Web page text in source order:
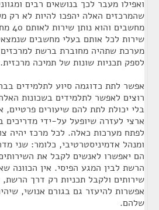
ואפילו מעבר לכך בנושאים רבים
שירות לכל אותם בעלי מחשבים
מערכת שתהיה מחוברת ברשת למרכזים
לספק תכניות שונות של תמיכה מרכזית.
אפשר לתת כדוגמה סיוע לתלמידים
רוצים לאפשר לתלמידים בשכונות
בלי יכולת לתת להם שיעורים פרטיים,
ארצי לעזרה שיופעל על-ידי מדריכים
לפתח מערכות כאלה. לכל מרכז יהיה
ומנהל אדמיניסטרטיבי, כלומר: שני
הם יאפשרו לאנשים לקבל את השירותים
הרשת לבין המגע הפיסי. אין הכוונה
שירותים ולקבל תכניות רק דרך
אפשרות להיעזר גם בגורם אנושי,
שלהם.